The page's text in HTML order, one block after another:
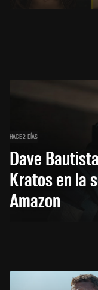
HACE 2 DÍAS
Dave
Kratos en la
Amazon